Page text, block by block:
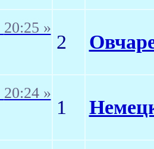
20:25 »
2
20:24 »
1